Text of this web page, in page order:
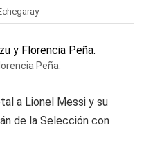
Peña.
a Lionel Messi y su
de la Selección con